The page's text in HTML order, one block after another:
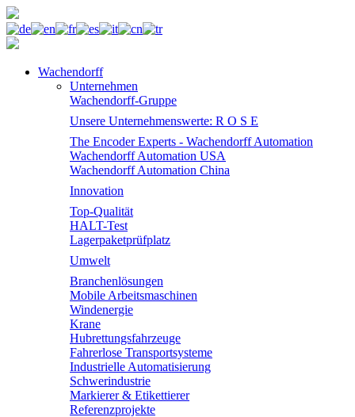
Wachendorff
Unternehmen
Wachendorff-Gruppe
Unsere Unternehmenswerte: R O S E
The Encoder Experts - Wachendorff Automation
Wachendorff Automation USA
Wachendorff Automation China
Innovation
Top-Qualität
HALT-Test
Lagerpaketprüfplatz
Umwelt
Branchenlösungen
Mobile Arbeitsmaschinen
Windenergie
Krane
Hubrettungsfahrzeuge
Fahrerlose Transportsysteme
Industrielle Automatisierung
Schwerindustrie
Markierer & Etikettierer
Referenzprojekte